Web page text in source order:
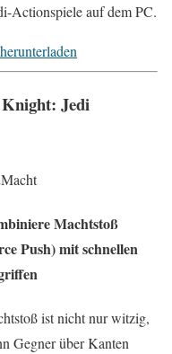
Actionspiele auf dem PC.
Jedi
Macht
Machtstoß
Push) mit schnellen
ist nicht nur witzig,
Gegner über Kanten